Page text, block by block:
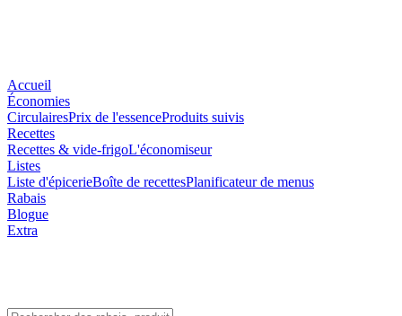
Accueil
Économies
CirculairesPrix de l'essenceProduits suivis
Recettes
Recettes & vide-frigoL'économiseur
Listes
Liste d'épicerieBoîte de recettesPlanificateur de menus
Rabais
Blogue
Extra